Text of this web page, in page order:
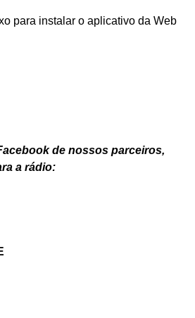
para instalar o aplicativo da Web
de nossos parceiros,
a rádio: